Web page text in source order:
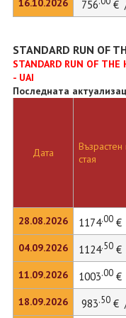
16.10.2026
756
€ /
STANDARD RUN OF
STANDARD RUN OF THE
- UAI
Последната
Дата
28.08.2026
04.09.2026
11.09.2026
18.09.2026
стая
1174.00€
1124.50€
1003.00€
983.50€ /